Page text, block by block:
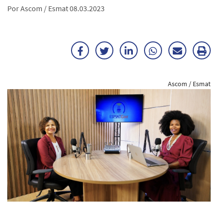
Por Ascom / Esmat 08.03.2023
FacebookTwitterLinkedInWhatsApp
Enviar
E-
Ascom / Esmat